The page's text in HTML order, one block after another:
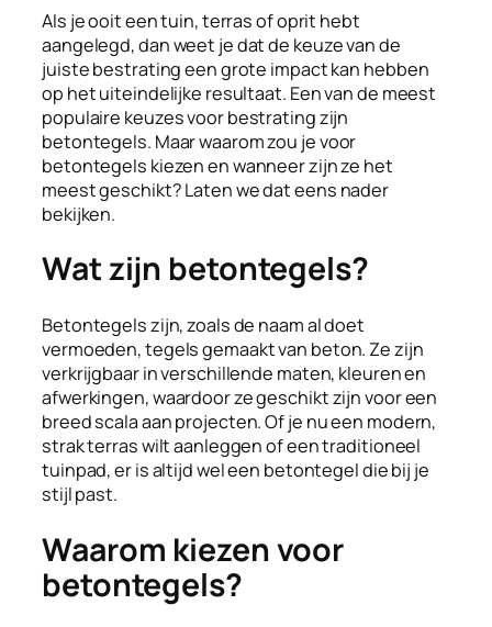
Als je ooit een tuin, terras of oprit hebt
aangelegd, dan weet je dat de keuze van de
juiste bestrating een grote impact kan hebben
op het uiteindelijke resultaat. Een van de meest
populaire keuzes voor bestrating zijn
betontegels. Maar waarom zou je voor
betontegels kiezen en wanneer zijn ze het
meest geschikt? Laten we dat eens nader
bekijken.
Wat zijn betontegels?
Betontegels zijn, zoals de naam al doet
vermoeden, tegels gemaakt van beton. Ze zijn
verkrijgbaar in verschillende maten, kleuren en
afwerkingen, waardoor ze geschikt zijn voor een
breed scala aan projecten. Of je nu een modern,
strak terras wilt aanleggen of een traditioneel
tuinpad, er is altijd wel een betontegel die bij je
stijl past.
Waarom kiezen voor
betontegels?